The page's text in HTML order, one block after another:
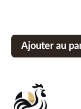
Ajouter au